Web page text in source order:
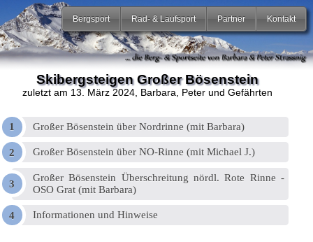
Bergsport Rad- & Laufsport Partner Kontakt
Skibergsteigen Großer Bösenstein
zuletzt am 13. März 2024, Barbara, Peter und Gefährten
Großer Bösenstein über Nordrinne (mit Barbara)
Großer Bösenstein über NO-Rinne (mit Michael J.)
Großer Bösenstein Überschreitung nördl. Rote Rinne -
OSO Grat (mit Barbara)
Informationen und Hinweise